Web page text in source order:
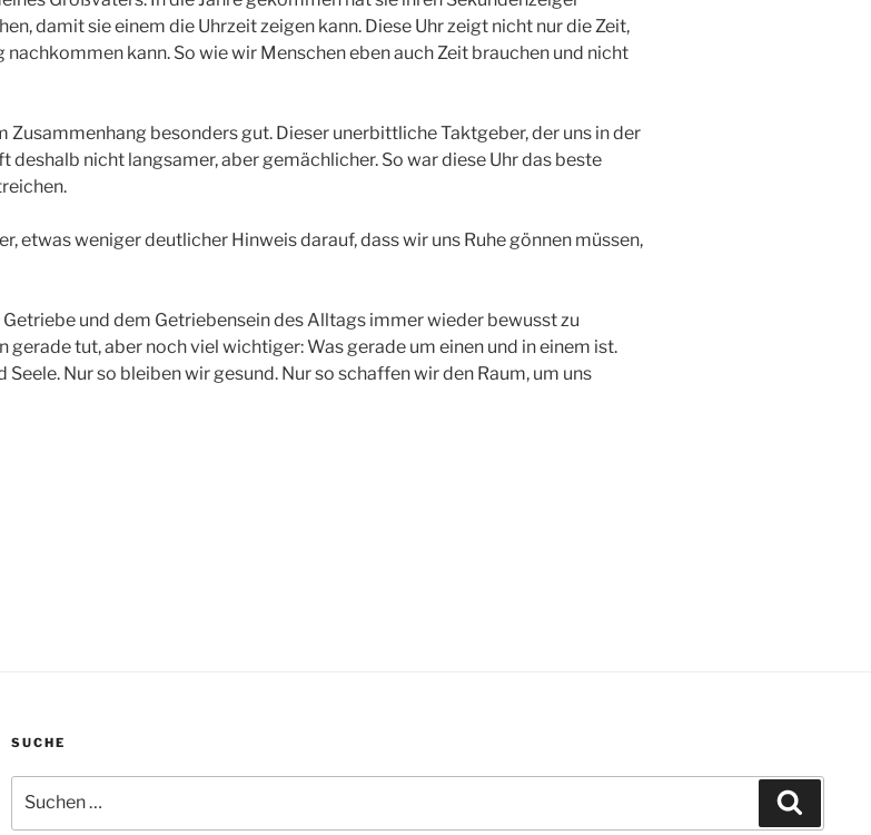
damit sie einem die Uhrzeit zeigen kann. Diese Uhr zeigt nicht nur die Zeit,
kann. So wie wir Menschen eben auch Zeit brauchen und nicht
besonders gut. Dieser unerbittliche Taktgeber, der uns in der
nicht langsamer, aber gemächlicher. So war diese Uhr das beste
etwas weniger deutlicher Hinweis darauf, dass wir uns Ruhe gönnen müssen,
und dem Getriebensein des Alltags immer wieder bewusst zu
tut, aber noch viel wichtiger: Was gerade um einen und in einem ist.
Nur so bleiben wir gesund. Nur so schaffen wir den Raum, um uns
SUCHE
nach: